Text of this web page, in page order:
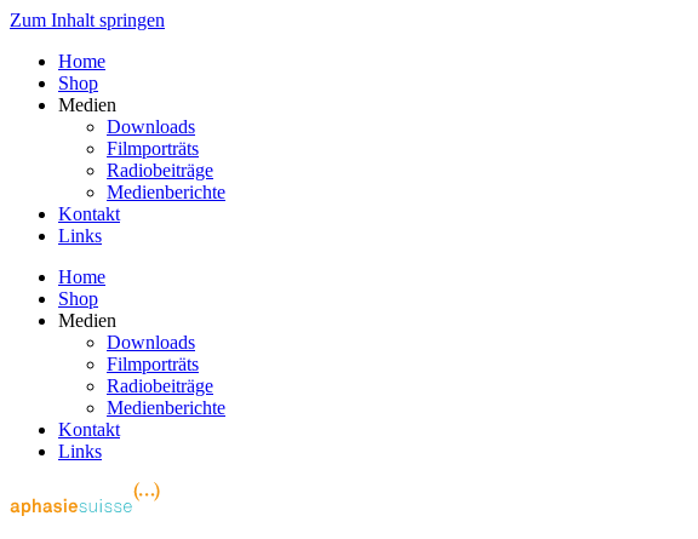
Zum Inhalt springen
Home
Shop
Medien
Downloads
Filmporträts
Radiobeiträge
Medienberichte
Kontakt
Links
Home
Shop
Medien
Downloads
Filmporträts
Radiobeiträge
Medienberichte
Kontakt
Links